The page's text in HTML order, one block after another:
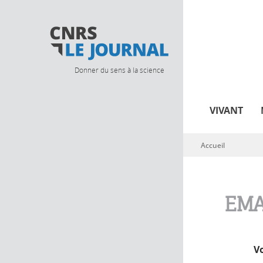
Donner du sens à la science
VIVANT
Vous êtes ici
Accueil